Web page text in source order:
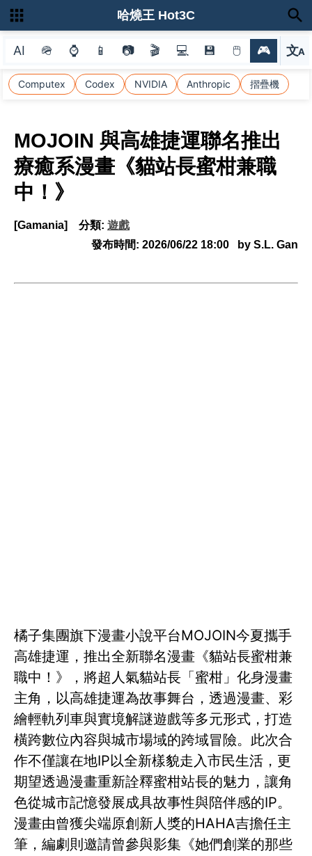
AI 🪖 ⌚ 📱 📷 🎬 💻 💾 🖱 🎮 文A
選
Computex Codex NVIDIA Anthropic 摺疊機
哈燒王 Hot3C
MOJOIN 與高雄捷運聯名推出
療癒系漫畫《貓站長蜜柑兼職
中！》
[Gamania] 分類: 遊戲
發布時間: 2026/06/22 18:00 by S.L. Gan
橘子集團旗下漫畫小說平台MOJOIN今夏攜手
高雄捷運，推出全新聯名漫畫《貓站長蜜柑兼
職中！》，將超人氣貓站長「蜜柑」化身漫畫
主角，以高雄捷運為故事舞台，透過漫畫、彩
繪輕軌列車與實境解謎遊戲等多元形式，打造
橫跨數位內容與城市場域的跨域冒險。此次合
作不僅讓在地IP以全新樣貌走入市民生活，更
期望透過漫畫重新詮釋蜜柑站長的魅力，讓角
色從城市記憶發展成具故事性與陪伴感的IP。
漫畫由曾獲尖端原創新人獎的HAHA吉擔任主
筆，編劇則邀請曾參與影集《她們創業的那些